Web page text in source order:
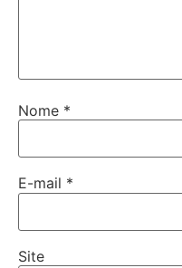
Nome *
E-mail *
Site